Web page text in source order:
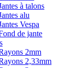
à talons
alu
Vespa
de jante
2mm
2,33mm